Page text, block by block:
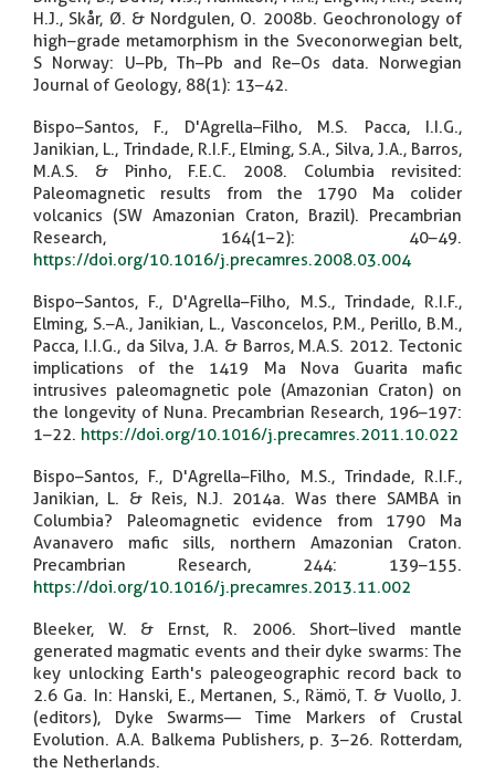
H.J., Skår, Ø. & Nordgulen, O. 2008b. Geochronology of
high–grade metamorphism in the Sveconorwegian belt,
S Norway: U–Pb, Th–Pb and Re–Os data. Norwegian
Journal of Geology, 88(1): 13–42.
Bispo–Santos, F., D'Agrella–Filho, M.S. Pacca, I.I.G.,
Janikian, L., Trindade, R.I.F., Elming, S.A., Silva, J.A., Barros,
M.A.S. & Pinho, F.E.C. 2008. Columbia revisited:
Paleomagnetic results from the 1790 Ma colider
volcanics (SW Amazonian Craton, Brazil). Precambrian
Research, 164(1–2): 40–49.
https://doi.org/10.1016/j.precamres.2008.03.004
Bispo–Santos, F., D'Agrella–Filho, M.S., Trindade, R.I.F.,
Elming, S.–A., Janikian, L., Vasconcelos, P.M., Perillo, B.M.,
Pacca, I.I.G., da Silva, J.A. & Barros, M.A.S. 2012. Tectonic
implications of the 1419 Ma Nova Guarita mafic
intrusives paleomagnetic pole (Amazonian Craton) on
the longevity of Nuna. Precambrian Research, 196–197:
1–22. https://doi.org/10.1016/j.precamres.2011.10.022
Bispo–Santos, F., D'Agrella–Filho, M.S., Trindade, R.I.F.,
Janikian, L. & Reis, N.J. 2014a. Was there SAMBA in
Columbia? Paleomagnetic evidence from 1790 Ma
Avanavero mafic sills, northern Amazonian Craton.
Precambrian Research, 244: 139–155.
https://doi.org/10.1016/j.precamres.2013.11.002
Bleeker, W. & Ernst, R. 2006. Short–lived mantle
generated magmatic events and their dyke swarms: The
key unlocking Earth's paleogeographic record back to
2.6 Ga. In: Hanski, E., Mertanen, S., Rämö, T. & Vuollo, J.
(editors), Dyke Swarms— Time Markers of Crustal
Evolution. A.A. Balkema Publishers, p. 3–26. Rotterdam,
the Netherlands.